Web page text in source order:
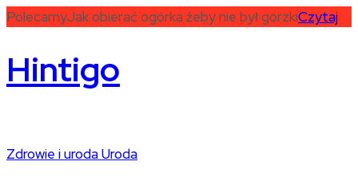
PolecamyJak obierać ogórka żeby nie był gorzkiCzytaj
Hintigo
Zdrowie i urodaUroda